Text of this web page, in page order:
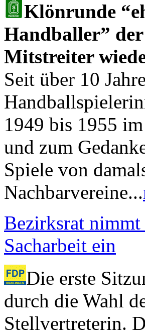
Klönrunde
Handballer”
Mitstreiter
Seit über 10
1949 bis 1955
und zum
Spiele von
Nachbarvereine...
Bezirksrat
Sacharbeit ein
Die erste
durch die Wahl
Stellvertreterin.